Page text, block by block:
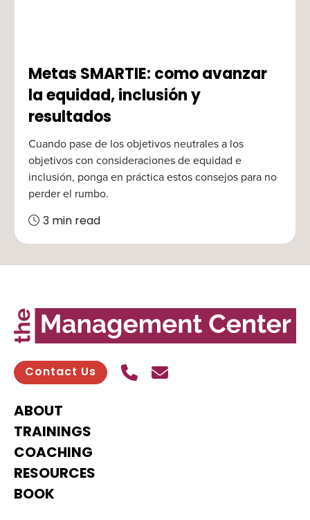
Metas SMARTIE: como avanzar
la equidad, inclusión y
resultados
Cuando pase de los objetivos neutrales a los
objetivos con consideraciones de equidad e
inclusión, ponga en práctica estos consejos para no
perder el rumbo.
3 min read
Contact Us Call UsSend contact email
ABOUT
TRAININGS
COACHING
RESOURCES
BOOK